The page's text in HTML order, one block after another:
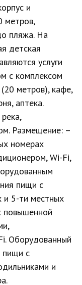
и
метров,
пляжа. На
детская
услуги
с комплексом
метров), кафе,
аптека.
Размещение: –
номерах
Wi-Fi,
пищи с
и 5-ти местных
повышенной
Оборудованный
пищи с
и